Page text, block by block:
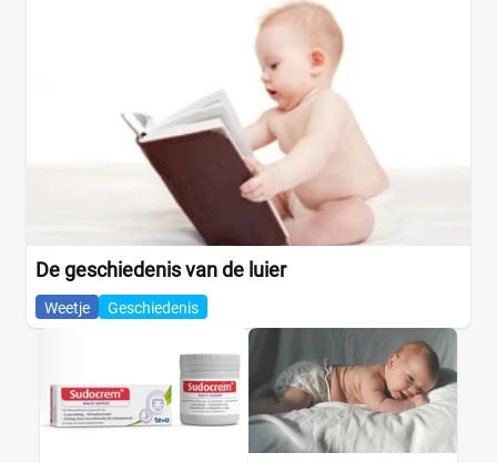
De geschiedenis van de luier
Weetje Geschiedenis